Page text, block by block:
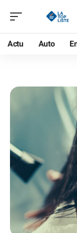
Actu Auto